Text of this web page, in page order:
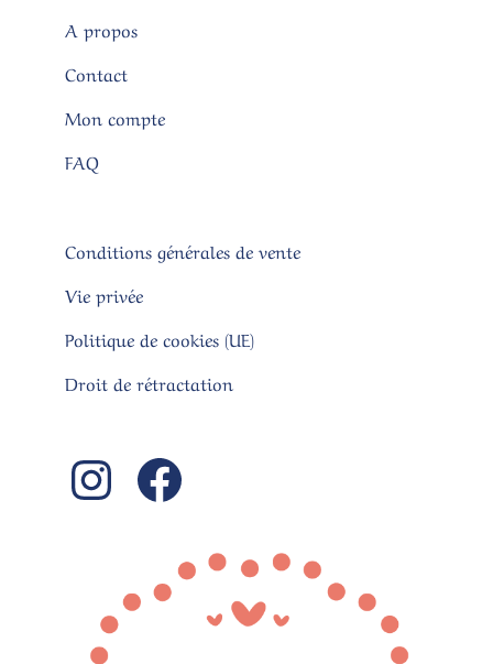
A propos
Contact
Mon compte
FAQ
Conditions générales de vente
Vie privée
Politique de cookies (UE)
Droit de rétractation
Instagram
Facebook